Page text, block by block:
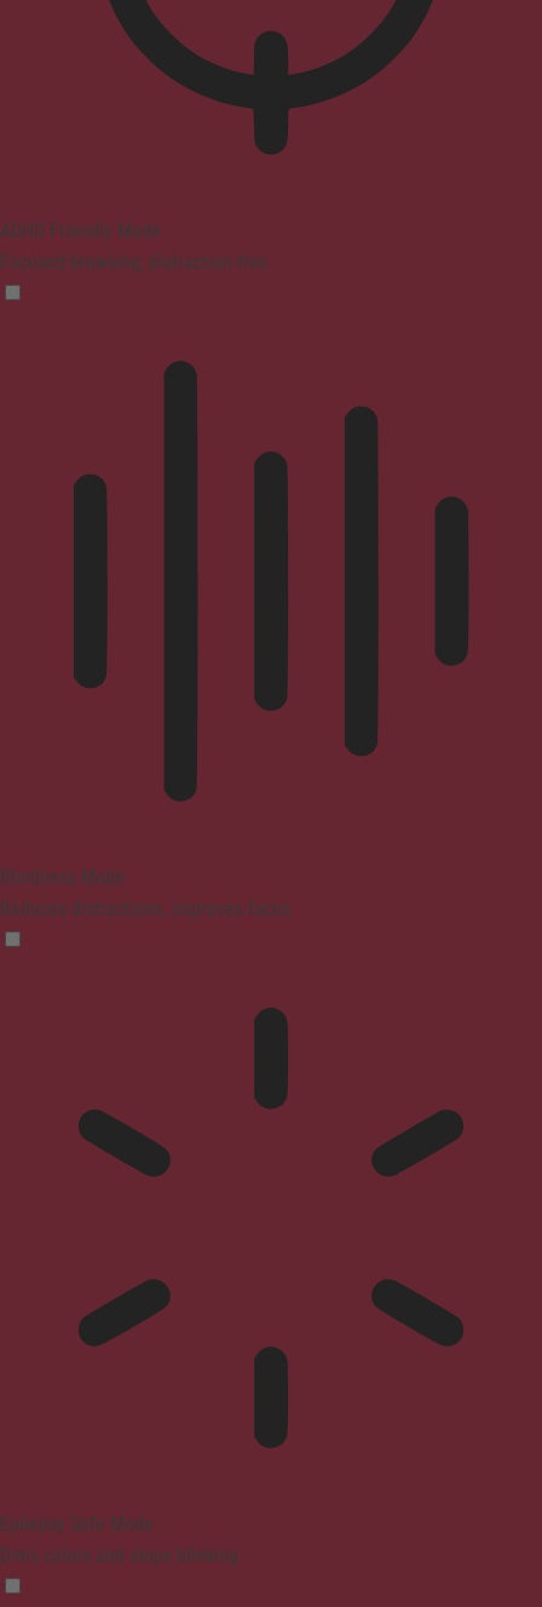
ADHD Friendly Mode
Focused browsing, distraction-free
Blindness Mode
Reduces distractions, improves focus
Epilepsy Safe Mode
Dims colors and stops blinking